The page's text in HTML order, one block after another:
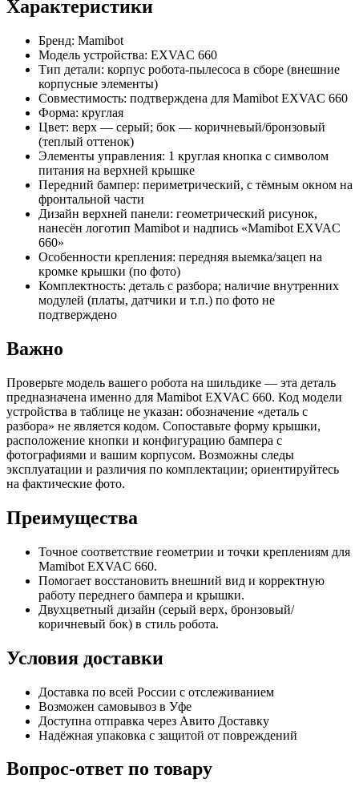
Характеристики
Бренд: Mamibot
Модель устройства: EXVAC 660
Тип детали: корпус робота-пылесоса в сборе (внешние
корпусные элементы)
Совместимость: подтверждена для Mamibot EXVAC 660
Форма: круглая
Цвет: верх — серый; бок — коричневый/бронзовый
(теплый оттенок)
Элементы управления: 1 круглая кнопка с символом
питания на верхней крышке
Передний бампер: периметрический, с тёмным окном на
фронтальной части
Дизайн верхней панели: геометрический рисунок,
нанесён логотип Mamibot и надпись «Mamibot EXVAC
660»
Особенности крепления: передняя выемка/зацеп на
кромке крышки (по фото)
Комплектность: деталь с разбора; наличие внутренних
модулей (платы, датчики и т.п.) по фото не
подтверждено
Важно
Проверьте модель вашего робота на шильдике — эта деталь
предназначена именно для Mamibot EXVAC 660. Код модели
устройства в таблице не указан: обозначение «деталь с
разбора» не является кодом. Сопоставьте форму крышки,
расположение кнопки и конфигурацию бампера с
фотографиями и вашим корпусом. Возможны следы
эксплуатации и различия по комплектации; ориентируйтесь
на фактические фото.
Преимущества
Точное соответствие геометрии и точки креплениям для
Mamibot EXVAC 660.
Помогает восстановить внешний вид и корректную
работу переднего бампера и крышки.
Двухцветный дизайн (серый верх, бронзовый/
коричневый бок) в стиль робота.
Условия доставки
Доставка по всей России с отслеживанием
Возможен самовывоз в Уфе
Доступна отправка через Авито Доставку
Надёжная упаковка с защитой от повреждений
Вопрос-ответ по товару